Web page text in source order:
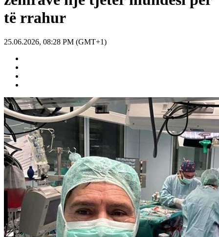
të rrahur
25.06.2026, 08:28 PM (GMT+1)